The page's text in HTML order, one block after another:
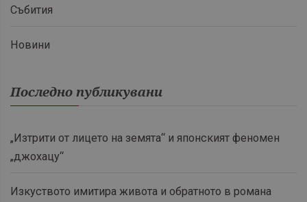
Събития
Новини
Последно публикувани
„Изтрити от лицето на земята“ и японският феномен
„джохацу“
Изкуството имитира живота и обратното в романа